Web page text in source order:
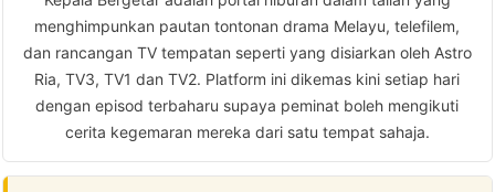
menghimpunkan pautan tontonan drama Melayu, telefilem,
dan rancangan TV tempatan seperti yang disiarkan oleh Astro
Ria, TV3, TV1 dan TV2. Platform ini dikemas kini setiap hari
dengan episod terbaharu supaya peminat boleh mengikuti
cerita kegemaran mereka dari satu tempat sahaja.